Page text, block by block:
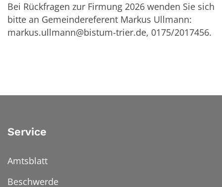
Bei Rückfragen zur Firmung 2026 wenden Sie sich
bitte an Gemeindereferent Markus Ullmann:
markus.ullmann@bistum-trier.de, 0175/2017456.
Service
Amtsblatt
Beschwerde